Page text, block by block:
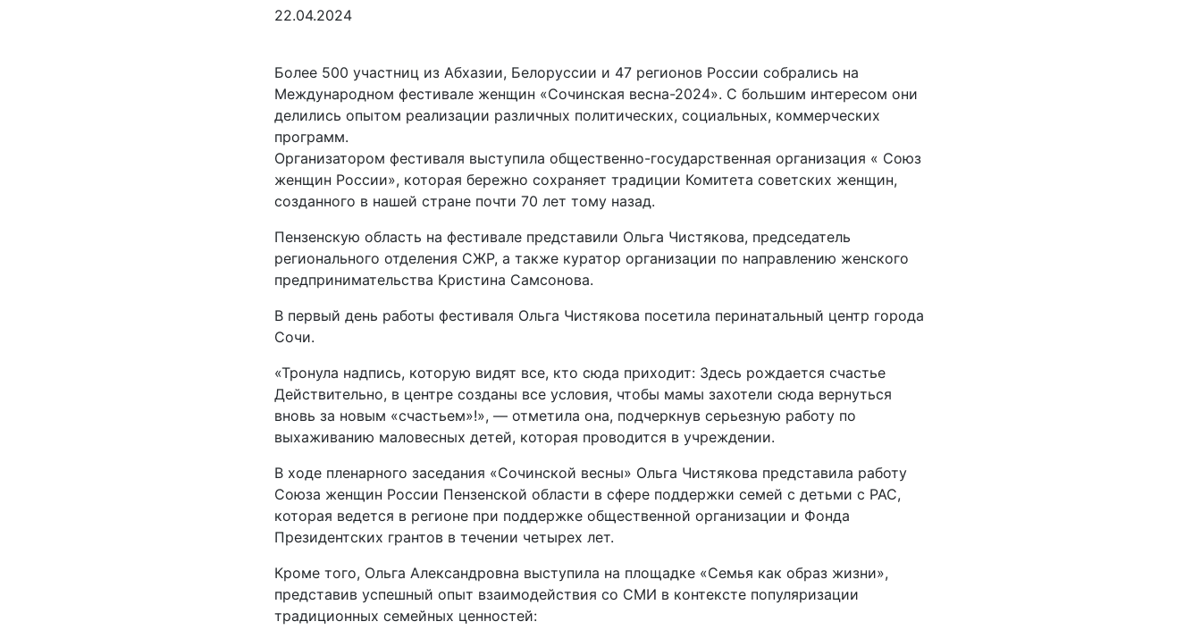
22.04.2024
Более 500 участниц из Абхазии, Белоруссии и 47 регионов России собрались на
Международном фестивале женщин «Сочинская весна-2024». С большим интересом они
делились опытом реализации различных политических, социальных, коммерческих
программ.
Организатором фестиваля выступила общественно-государственная организация « Союз
женщин России», которая бережно сохраняет традиции Комитета советских женщин,
созданного в нашей стране почти 70 лет тому назад.
Пензенскую область на фестивале представили Ольга Чистякова, председатель
регионального отделения СЖР, а также куратор организации по направлению женского
предпринимательства Кристина Самсонова.
В первый день работы фестиваля Ольга Чистякова посетила перинатальный центр города
Сочи.
«Тронула надпись, которую видят все, кто сюда приходит: Здесь рождается счастье
Действительно, в центре созданы все условия, чтобы мамы захотели сюда вернуться
вновь за новым «счастьем»!», — отметила она, подчеркнув серьезную работу по
выхаживанию маловесных детей, которая проводится в учреждении.
В ходе пленарного заседания «Сочинской весны» Ольга Чистякова представила работу
Союза женщин России Пензенской области в сфере поддержки семей с детьми с РАС,
которая ведется в регионе при поддержке общественной организации и Фонда
Президентских грантов в течении четырех лет.
Кроме того, Ольга Александровна выступила на площадке «Семья как образ жизни»,
представив успешный опыт взаимодействия со СМИ в контексте популяризации
традиционных семейных ценностей: